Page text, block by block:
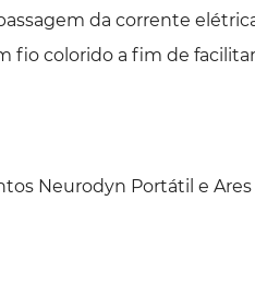
da corrente
fio colorido a fim de
Neurodyn Portátil e Ares